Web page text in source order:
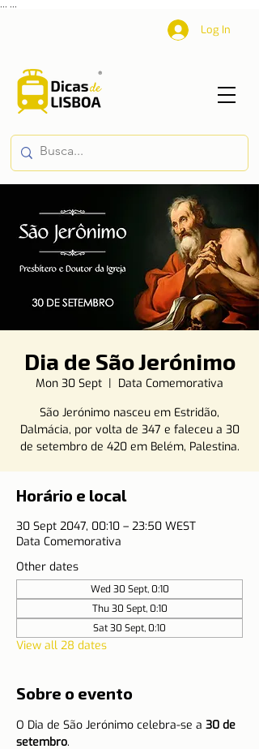
Log In
Dia de São Jerónimo
Mon 30 Sept
  |
Data Comemorativa
São Jerónimo nasceu em Estridão,
Dalmácia, por volta de 347 e faleceu a 30
de setembro de 420 em Belém, Palestina.
Horário e local
30 Sept 2047, 00:10 – 23:50 WEST
Data Comemorativa
Other dates
Wed 30 Sept, 0:10
Thu 30 Sept, 0:10
Sat 30 Sept, 0:10
View all 28 dates
Sobre o evento
O Dia de São Jerónimo celebra-se a 30 de
setembro.